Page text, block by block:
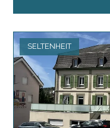
SELTENHEIT